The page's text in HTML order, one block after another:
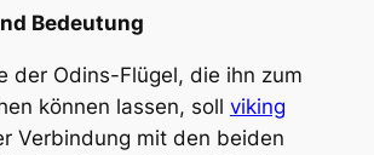
Bedeutung
der Odins-Flügel, die ihn zum
können lassen, soll viking
Verbindung mit den beiden